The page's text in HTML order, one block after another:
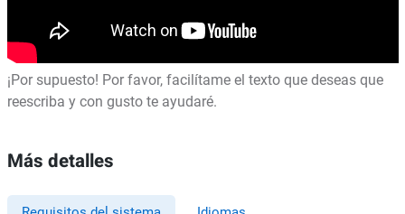
¡Por supuesto! Por favor, facilítame el texto que deseas que
reescriba y con gusto te ayudaré.
Más detalles